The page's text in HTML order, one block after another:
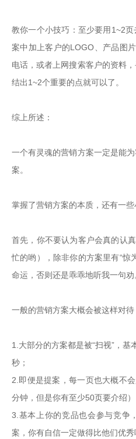
教你一个小技巧：至少要用1~2
案中加上客户的LOGO、产品图
电话，或者上网搜索客户的资料
结出1~2个重要的点就可以了。
综上所述：
一个有灵魂的营销方案一定是能
案。
掌握了营销方案的本质，还有一些
首先，你不要认为客户会真的认
忙的哟），除非你的方案里有“惊
命运，否则还是乖乖地听我一句劝
一般的营销方案大概会被这样对待
1.大部分的方案都是被“扫视”，
秒；
2.即便是提案，每一页也大概不
分钟，但是你有至少50页要介绍）
3.基本上你的竞品也会参与竞争
案，你有自信一定做得比他们优秀